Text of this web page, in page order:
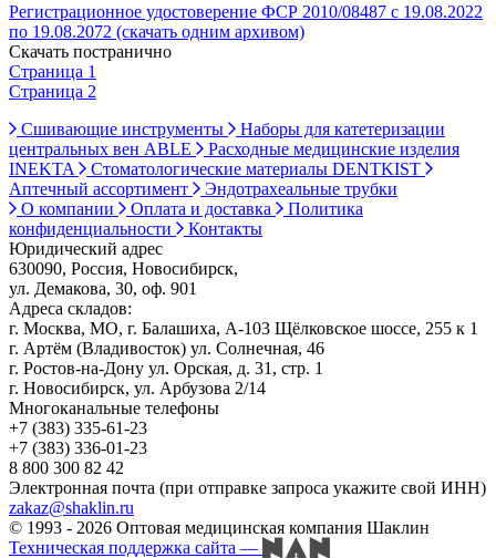
Регистрационное удостоверение ФСР 2010/08487 с 19.08.2022
по 19.08.2072 (скачать одним архивом)
Скачать постранично
Страница 1
Страница 2
Сшивающие инструменты
Наборы для катетеризации
центральных вен ABLE
Расходные медицинские изделия
INEKTA
Стоматологические материалы DENTKIST
Аптечный ассортимент
Эндотрахеальные трубки
О компании
Оплата и доставка
Политика
конфиденциальности
Контакты
Юридический адрес
630090, Россия, Новосибирск,
ул. Демакова, 30, оф. 901
Адреса складов:
г. Москва, МО, г. Балашиха, А-103 Щёлковское шоссе, 255 к 1
г. Артём (Владивосток) ул. Солнечная, 46
г. Ростов-на-Дону ул. Орская, д. 31, стр. 1
г. Новосибирск, ул. Арбузова 2/14
Многоканальные телефоны
+7 (383) 335-61-23
+7 (383) 336-01-23
8 800 300 82 42
Электронная почта (при отправке запроса укажите свой ИНН)
zakaz@shaklin.ru
© 1993 - 2026 Оптовая медицинская компания Шаклин
Техническая поддержка сайта —